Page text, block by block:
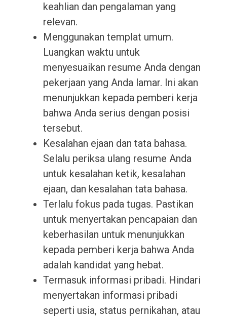
keahlian dan pengalaman yang
relevan.
Menggunakan templat umum.
Luangkan waktu untuk
menyesuaikan resume Anda dengan
pekerjaan yang Anda lamar. Ini akan
menunjukkan kepada pemberi kerja
bahwa Anda serius dengan posisi
tersebut.
Kesalahan ejaan dan tata bahasa.
Selalu periksa ulang resume Anda
untuk kesalahan ketik, kesalahan
ejaan, dan kesalahan tata bahasa.
Terlalu fokus pada tugas. Pastikan
untuk menyertakan pencapaian dan
keberhasilan untuk menunjukkan
kepada pemberi kerja bahwa Anda
adalah kandidat yang hebat.
Termasuk informasi pribadi. Hindari
menyertakan informasi pribadi
seperti usia, status pernikahan, atau